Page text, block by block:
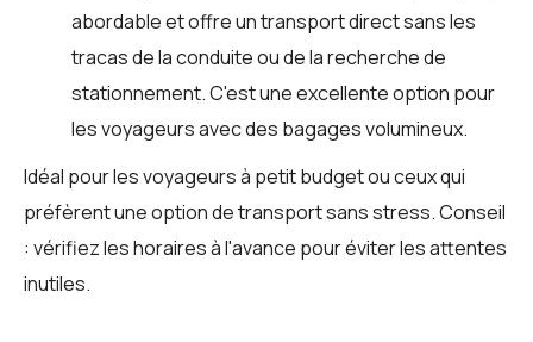
abordable et offre un transport direct sans les
tracas de la conduite ou de la recherche de
stationnement. C'est une excellente option pour
les voyageurs avec des bagages volumineux.
Idéal pour les voyageurs à petit budget ou ceux qui
préfèrent une option de transport sans stress. Conseil
: vérifiez les horaires à l'avance pour éviter les attentes
inutiles.